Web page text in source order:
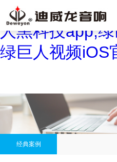
绿巨人视频官
人黑科技app,
绿巨人视频iOS
经典案例